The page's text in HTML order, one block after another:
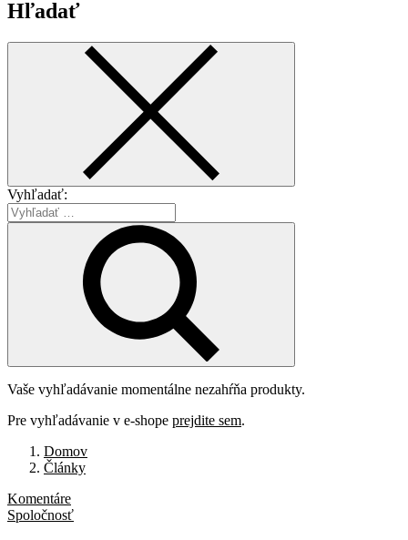
Hľadať
Vyhľadať:
Vaše vyhľadávanie momentálne nezahŕňa produkty.
Pre vyhľadávanie v e-shope prejdite sem.
Domov
Články
Komentáre
Spoločnosť